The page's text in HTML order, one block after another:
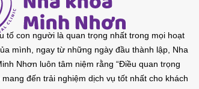
tố con người là quan trọng nhất trong mọi hoạt
mình, ngay từ những ngày đầu thành lập, Nha
Nhơn luôn tâm niệm rằng “Điều quan trọng
mang đến trải nghiệm dịch vụ tốt nhất cho khách